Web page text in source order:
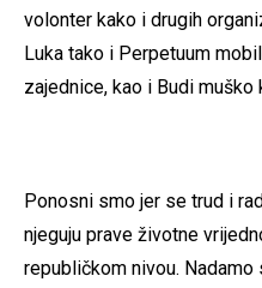
volonter kako i drugih
Luka tako i Perpetuum
zajednice, kao i Budi muško
Ponosni smo jer se trud i
njeguju prave životne
republičkom nivou.